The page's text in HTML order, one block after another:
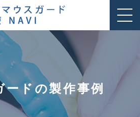
ードの製作事例